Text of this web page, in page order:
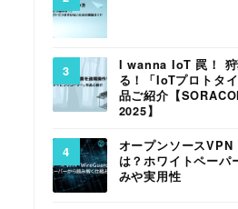
I wanna IoT 罠！
る！「IoTプロトタ
品ご紹介【
2025】
オープンソース
は？ホワイトペーパ
みや実用性